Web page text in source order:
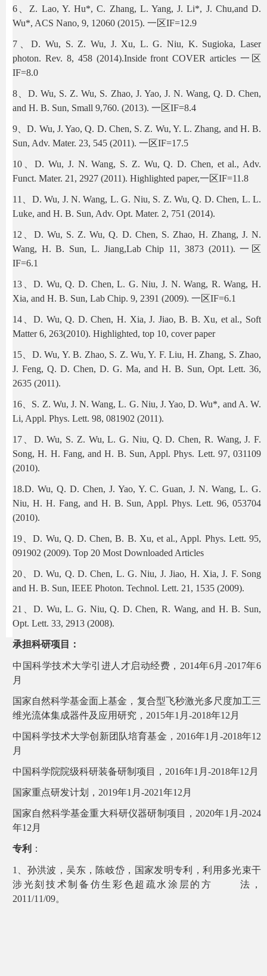
6、Z. Lao, Y. Hu*, C. Zhang, L. Yang, J. Li*, J. Chu,and D.
Wu*, ACS Nano, 9, 12060 (2015). 一区IF=12.9
7、D. Wu, S. Z. Wu, J. Xu, L. G. Niu, K. Sugioka, Laser
photon. Rev. 8, 458 (2014).Inside front COVER articles 一区
IF=8.0
8、D. Wu, S. Z. Wu, S. Zhao, J. Yao, J. N. Wang, Q. D. Chen,
and H. B. Sun, Small 9,760. (2013). 一区IF=8.4
9、D. Wu, J. Yao, Q. D. Chen, S. Z. Wu, Y. L. Zhang, and H. B.
Sun, Adv. Mater. 23, 545 (2011). 一区IF=17.5
10、D. Wu, J. N. Wang, S. Z. Wu, Q. D. Chen, et al., Adv.
Funct. Mater. 21, 2927 (2011). Highlighted paper,一区IF=11.8
11、D. Wu, J. N. Wang, L. G. Niu, S. Z. Wu, Q. D. Chen, L. L.
Luke, and H. B. Sun, Adv. Opt. Mater. 2, 751 (2014).
12、D. Wu, S. Z. Wu, Q. D. Chen, S. Zhao, H. Zhang, J. N.
Wang, H. B. Sun, L. Jiang,Lab Chip 11, 3873 (2011). 一区
IF=6.1
13、D. Wu, Q. D. Chen, L. G. Niu, J. N. Wang, R. Wang, H.
Xia, and H. B. Sun, Lab Chip. 9, 2391 (2009). 一区IF=6.1
14、D. Wu, Q. D. Chen, H. Xia, J. Jiao, B. B. Xu, et al., Soft
Matter 6, 263(2010). Highlighted, top 10, cover paper
15、D. Wu, Y. B. Zhao, S. Z. Wu, Y. F. Liu, H. Zhang, S. Zhao,
J. Feng, Q. D. Chen, D. G. Ma, and H. B. Sun, Opt. Lett. 36,
2635 (2011).
16、S. Z. Wu, J. N. Wang, L. G. Niu, J. Yao, D. Wu*, and A. W.
Li, Appl. Phys. Lett. 98, 081902 (2011).
17、D. Wu, S. Z. Wu, L. G. Niu, Q. D. Chen, R. Wang, J. F.
Song, H. H. Fang, and H. B. Sun, Appl. Phys. Lett. 97, 031109
(2010).
18.D. Wu, Q. D. Chen, J. Yao, Y. C. Guan, J. N. Wang, L. G.
Niu, H. H. Fang, and H. B. Sun, Appl. Phys. Lett. 96, 053704
(2010).
19、D. Wu, Q. D. Chen, B. B. Xu, et al., Appl. Phys. Lett. 95,
091902 (2009). Top 20 Most Downloaded Articles
20、D. Wu, Q. D. Chen, L. G. Niu, J. Jiao, H. Xia, J. F. Song
and H. B. Sun, IEEE Photon. Technol. Lett. 21, 1535 (2009).
21、D. Wu, L. G. Niu, Q. D. Chen, R. Wang, and H. B. Sun,
Opt. Lett. 33, 2913 (2008).
承担科研项目 ：
中国科学技术大学引进人才启动经费，2014年6月-2017年6
月
国家自然科学基金面上基金，复合型飞秒激光多尺度加工三
维光流体集成器件及应用研究，2015年1月-2018年12月
中国科学技术大学创新团队培育基金，2016年1月-2018年12
月
中国科学院院级科研装备研制项目，2016年1月-2018年12月
国家重点研发计划， 2019年1 月 -2021年12 月
国家自然科学基金重大科研仪器研制项目， 2020年1 月-2024
年12 月
专利 ：
1、孙洪波，吴东，陈岐岱，国家发明专利，利用多光束干
涉光刻技术制备仿生彩色超疏水涂层的方 法，
2011/11/09。